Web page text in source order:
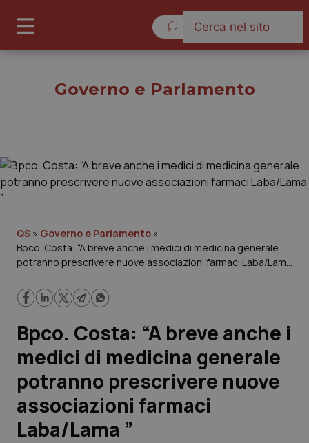
Governo e Parlamento
Regioni e Asl
Lavoro e Professioni
Scienza e Farmaci
Studi e Analisi
Lettere al direttore
Governo e Parlamento
QS » Governo e Parlamento »
Bpco. Costa: “A breve anche i medici di medicina generale
potranno prescrivere nuove associazioni farmaci Laba/Lama
Bpco. Costa: “A breve anche i
medici di medicina generale
potranno prescrivere nuove
associazioni farmaci
Laba/Lama ”